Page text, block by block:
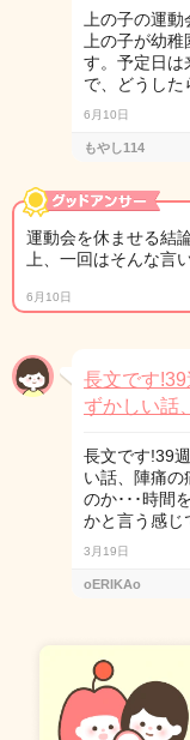
上の子の運
上の子が幼
す。予定日は
で、どうした
6月10日
もやし114
運動会を休ませる結
上、一回はそんな言
6月10日
長文です
ずかしい話
長文です!39
い話、陣痛の
のか･･･時間
かと言う感じ
3月19日
oERIKAo